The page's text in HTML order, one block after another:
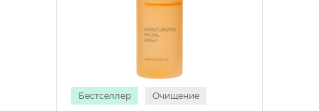
Бестселлер Очищение